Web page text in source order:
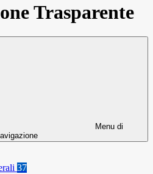
Trasparente
Menu di
37